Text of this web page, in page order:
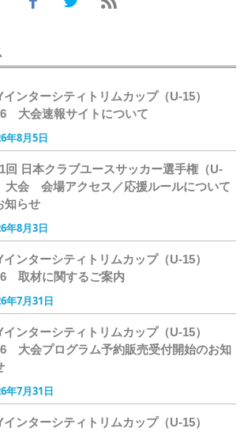
インターシティトリムカップ（U-15）
大会速報サイトについて
年8月5日
回 日本クラブユースサッカー選手権（U-
大会 会場アクセス／応援ルールについて
知らせ
年8月3日
インターシティトリムカップ（U-15）
取材に関するご案内
年7月31日
インターシティトリムカップ（U-15）
大会プログラム予約販売受付開始のお知
年7月31日
インターシティトリムカップ（U-15）